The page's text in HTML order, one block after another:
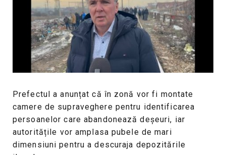
Prefectul a anunțat că în zonă vor fi montate
camere de supraveghere pentru identificarea
persoanelor care abandonează deșeuri, iar
autoritățile vor amplasa pubele de mari
dimensiuni pentru a descuraja depozitările